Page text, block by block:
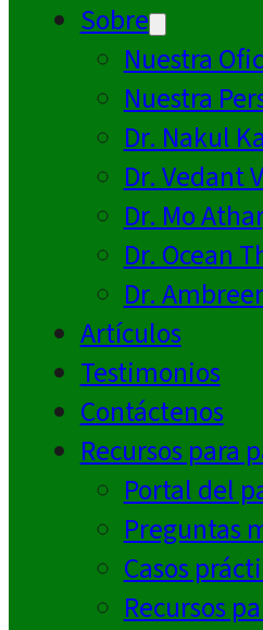
Sobre
Nuestra
Nuestra
Dr. Nakul
Dr. Vedant
Dr. Mo
Dr. Ocean
Dr.
Artículos
Testimonios
Contáctenos
Recursos para
Portal del
Preguntas
Casos
Recursos